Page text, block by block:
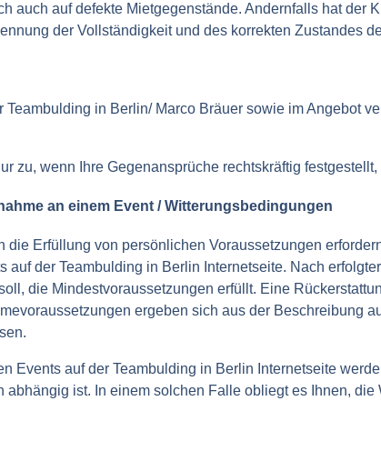
auch auf defekte Mietgegenstände. Andernfalls hat
der Vollständigkeit und des korrekten Zustandes
Teambulding in Berlin/ Marco Bräuer sowie im
zu, wenn Ihre Gegenansprüche rechtskräftig
an einem Event / Witterungsbedingungen
die Erfüllung von persönlichen Voraussetzungen
auf der Teambulding in Berlin Internetseite. Nach
die Mindestvoraussetzungen erfüllt. Eine
ergeben sich aus der Beschreibung
Events auf der Teambulding in Berlin Internetseite
abhängig ist. In einem solchen Falle obliegt es Ihnen,